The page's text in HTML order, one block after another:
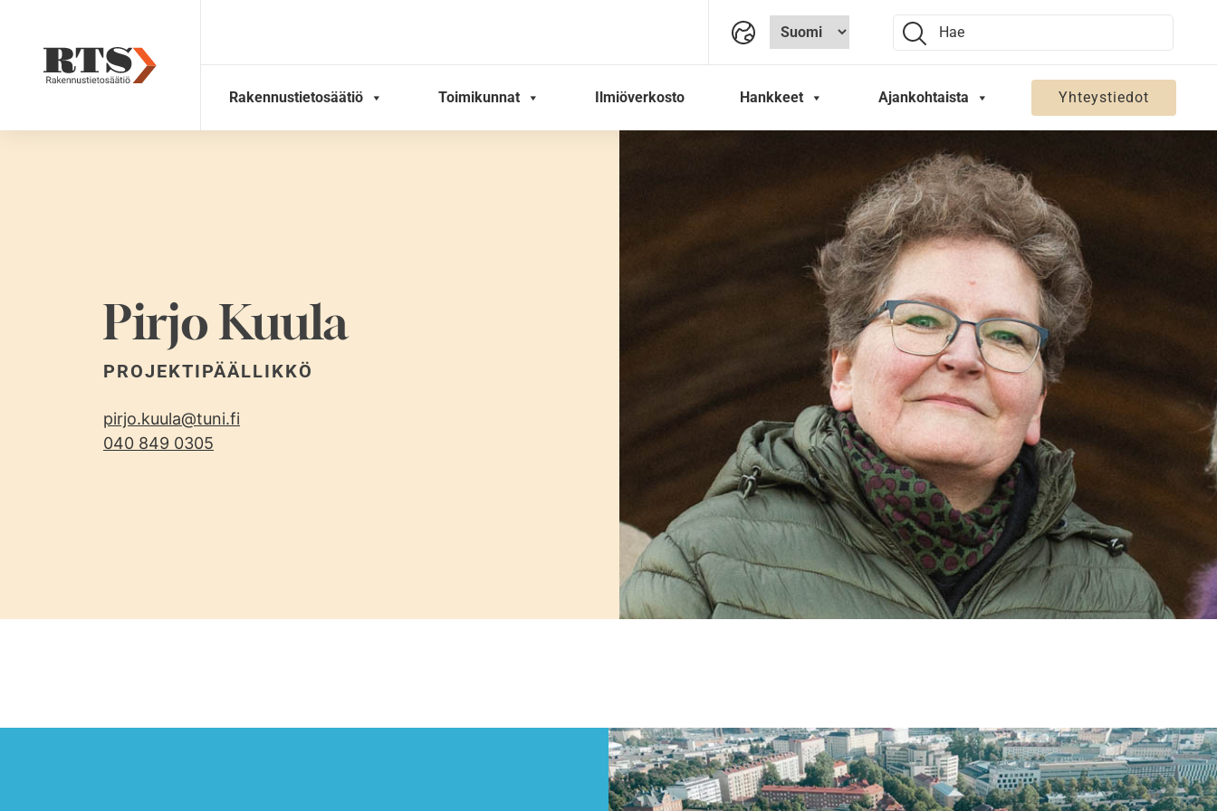
content
Search:
Rakennustietosäätiö Toimikunnat Ilmiöverkosto Hankkeet Ajankohtaista Yhteystiedot
Pirjo Kuula
PROJEKTIPÄÄLLIKKÖ
pirjo.kuula@tuni.fi
040 849 0305